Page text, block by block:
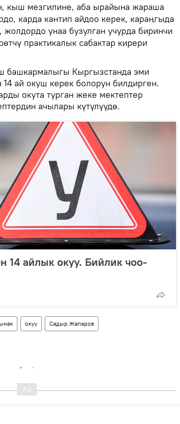
кыш мезгилине, аба ырайына жараша
карда кантип айдоо керек, караңгыда
унаа бузулган учурда биринчи
практикалык сабактар кирери
башкармалыгы Кыргызстанда эми
14 ай окуш керек болорун билдирген.
окута турган жеке мектептер
ачылары күтүлүүдө.
14 айлык окуу. Бийлик чоо-
окуу Садыр Жапаров